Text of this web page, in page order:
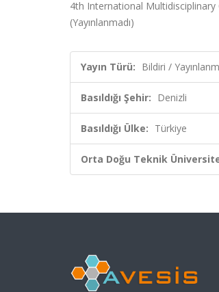
4th International
(Yayınlanmadı)
Yayın Türü: Bildiri /
Basıldığı Şehir: Denizli
Basıldığı Ülke: Türkiye
Orta Doğu Teknik